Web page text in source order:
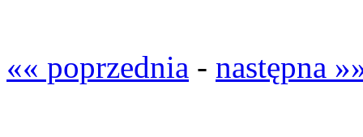
«« poprzednia - następna